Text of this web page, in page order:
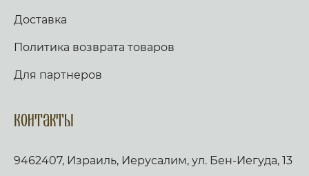
Доставка
Политика возврата товаров
Для партнеров
Контакты
9462407, Израиль, Иерусалим, ул. Бен-Иегуда, 13